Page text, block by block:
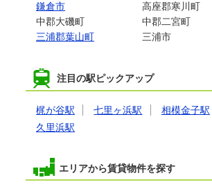
鎌倉市
高座郡寒川町
中郡大磯町
中郡二宮町
三浦郡葉山町
三浦市
注目の駅ピックアップ
梶が谷駅 七里ヶ浜駅 相模金子駅
久里浜駅
エリアから賃貸物件を探す